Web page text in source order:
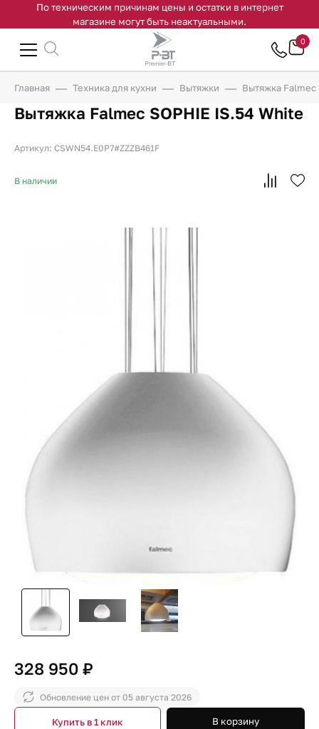
По техническим причинам цены и остатки в интернет
магазине могут быть неактуальными.
0
Главная Техника для кухни Вытяжки Вытяжка Falmec
Вытяжка Falmec SOPHIE IS.54 White
Артикул: CSWN54.E0P7#ZZZB461F
В наличии
328 950 ₽
Обновление цен от 05 августа 2026
В корзину
Купить в 1 клик